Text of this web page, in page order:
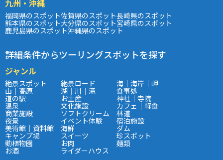
九州・沖縄
福岡県のスポット佐賀県のスポット長崎県のスポット
熊本県のスポット大分県のスポット宮崎県のスポット
鹿児島県のスポット沖縄県のスポット
詳細条件からツーリングスポットを探す
ジャンル
絶景スポット 絶景ロード 海｜海岸｜岬
山｜高原 湖｜川｜滝 食事処
道の駅 お土産 神社｜寺院
温泉 文化施設 カフェ｜軽食
商業施設 ソフトクリーム 林道
夜景 イベント体験 宿泊施設
美術館｜資料館 海鮮 ダム
キャンプ場 スイーツ 珍スポット
動植物園 お肉 麺類
お酒 ライダーハウス